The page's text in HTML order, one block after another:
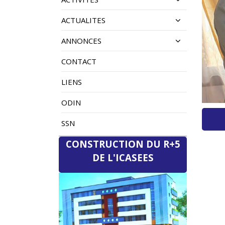
ACTUALITES
ANNONCES
CONTACT
LIENS
ODIN
SSN
CONSTRUCTION DU R+5
DE L'ICASEES